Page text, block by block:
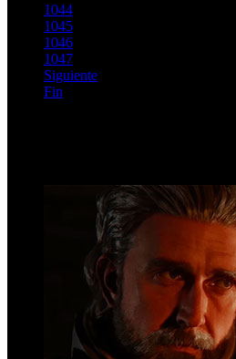
1044
1045
1046
1047
Siguiente
Fin